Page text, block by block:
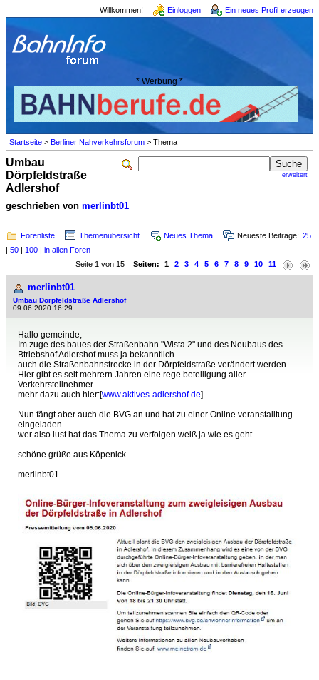
Willkommen! Einloggen Ein neues Profil erzeugen
* Werbung *
Startseite > Berliner Nahverkehrsforum > Thema
erweitert
Umbau
Dörpfeldstraße
Adlershof
geschrieben von merlinbt01
Forenliste Themenübersicht Neues Thema Neueste Beiträge: 25
| 50 | 100 | in allen Foren
Seite 1 von 15 Seiten: 1 2 3 4 5 6 7 8 9 10 11
merlinbt01
Umbau Dörpfeldstraße Adlershof
09.06.2020 16:29
Hallo gemeinde,
Im zuge des baues der Straßenbahn "Wista 2" und des Neubaus des
Btriebshof Adlershof muss ja bekanntlich
auch die Straßenbahnstrecke in der Dörpfeldstraße verändert werden.
Hier gibt es seit mehrern Jahren eine rege beteiligung aller
Verkehrsteilnehmer.
mehr dazu auch hier:[www.aktives-adlershof.de]
Nun fängt aber auch die BVG an und hat zu einer Online veranstalltung
eingeladen.
wer also lust hat das Thema zu verfolgen weiß ja wie es geht.
schöne grüße aus Köpenick
merlinbt01